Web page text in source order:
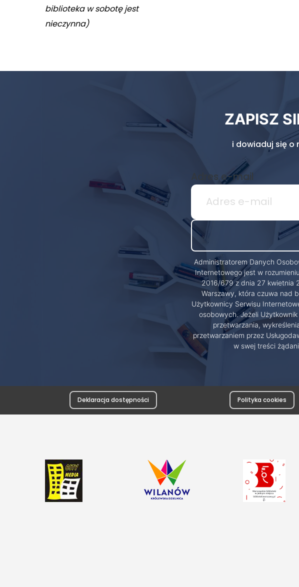
biblioteka w sobotę jest
nieczynna)
Newsletter
biblioteki
ZAPISZ
i dowiaduj się o
Adres e-mail
Administratorem Danych
Internetowego jest w
2016/679 z dnia 27 kwietnia
Warszawy, która czuwa nad
Użytkownicy Serwisu
osobowych. Jeżeli
przetwarzania,
przetwarzaniem przez
w swej treści
Deklaracja dostępności Polityka cookies